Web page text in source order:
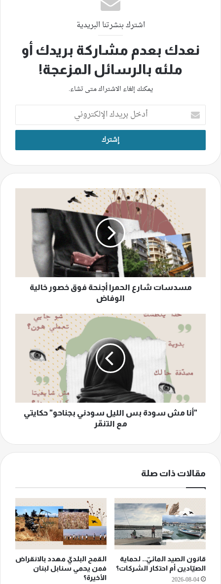
اشترك بنشرتنا البريدية
نعدك بعدم مشاركة بريدك أو
ملئه بالرسائل المزعجة!
يمكنك إلغاء الاشتراك متى تشاء.
أدخل
بريدك
الإلكتروني
خصور
خالية
الوفاض
مسدسات شارع الحمرا أجنحة فوق خصور خالية
الوفاض
سودني
مع
التنمّر"أنا مش سودة بس الليل سودني بجناحو" حكايتي
مع التنمّر
مقالات ذات صلة
قانون الصيد المائيّ.. لحماية
الصيّادين أم احتكار الشركات؟
2026-08-04
القمح البلديّ مهدد بالانقراض
فمن يحمي سنابل لبنان
الأخيرة؟